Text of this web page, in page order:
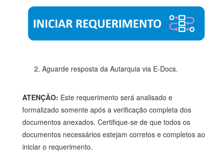
2. Aguarde resposta da Autarquia via E-Docs.
ATENÇÃO: Este requerimento será analisado e
formalizado somente após a verificação completa dos
documentos anexados. Certifique-se de que todos os
documentos necessários estejam corretos e completos ao
iniciar o requerimento.